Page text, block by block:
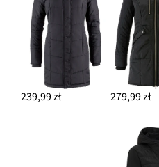
239,99 zł 279,99 zł